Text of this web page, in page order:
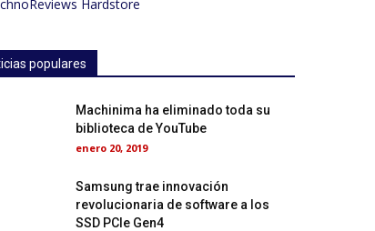
populares
Machinima ha eliminado toda su
biblioteca de YouTube
enero 20, 2019
Samsung trae innovación
revolucionaria de software a los
SSD PCIe Gen4